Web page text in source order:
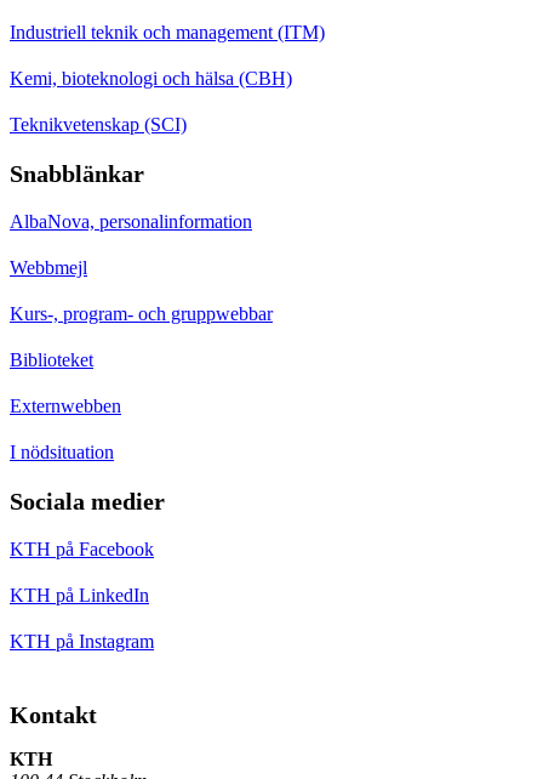
Industriell teknik och management (ITM)
Kemi, bioteknologi och hälsa (CBH)
Teknikvetenskap (SCI)
Snabblänkar
AlbaNova, personalinformation
Webbmejl
Kurs-, program- och gruppwebbar
Biblioteket
Externwebben
I nödsituation
Sociala medier
KTH på Facebook
KTH på LinkedIn
KTH på Instagram
Kontakt
KTH